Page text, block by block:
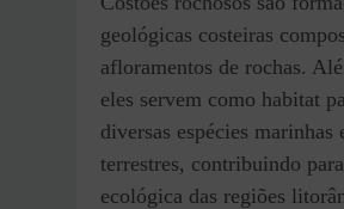
geológicas costeiras
afloramentos de rochas.
eles servem como habitat
diversas espécies marinhas
terrestres, contribuindo
ecológica das regiões